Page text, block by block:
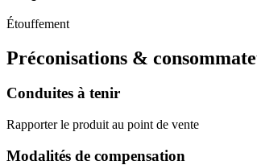
Étouffement
Préconisations &
Conduites à tenir
Rapporter le produit au point de vente
Modalités de compensation